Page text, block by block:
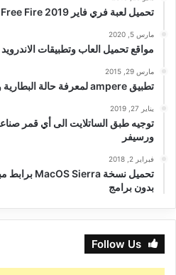
تحميل لعبة فري فاير Free Fire 2019 للاندرويد والكمبيوتر مجانا
مارس 5, 2020
مواقع تحميل العاب وتطبيقات
مارس 29, 2015
تطبيق ampere لمعرفة حالة البطارية و سرعة الشحن
يناير 27, 2019
توجيه طبق الساتلايت الى أي قمر
ورسيفر
فبراير 2, 2018
بدون برامج
Follow Us